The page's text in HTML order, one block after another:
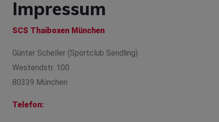
Impressum
SCS Thaiboxen München
Günter Scheller (Sportclub Sendling)
Westendstr. 100
80339 München
Telefon: